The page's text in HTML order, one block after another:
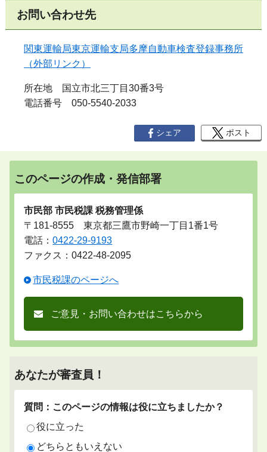
お問い合わせ先
関東運輸局東京運輸支局多摩自動車検査登録事務所
（外部リンク）
所在地 国立市北三丁目30番3号
電話番号 050-5540-2033
シェア ポスト
このページの作成・発信部署
市民部 市民税課 税務管理係
〒181-8555 東京都三鷹市野崎一丁目1番1号
電話：0422-29-9193
ファクス：0422-48-2095
市民税課のページへ
ご意見・お問い合わせはこちらから
あなたが審査員！
質問：このページの情報は役に立ちましたか？
役に立った
どちらともいえない